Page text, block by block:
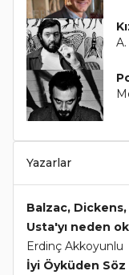
Yazarlar
Balzac,
Usta'yı neden
Erdinç Akkoyunlu
İyi Öyküden